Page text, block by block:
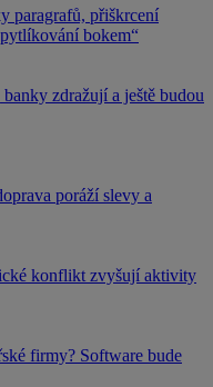
paragrafů, přiškrcení
bokem“
zdražují a ještě budou
poráží slevy a
konflikt zvyšují aktivity
firmy? Software bude